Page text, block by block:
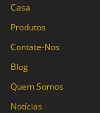
Casa
Produtos
Contate-Nos
Blog
Quem Somos
Notícias